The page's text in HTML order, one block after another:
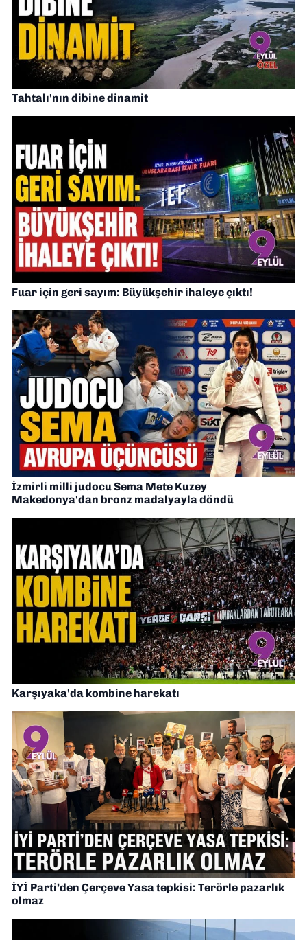
Tahtalı'nın dibine dinamit
Fuar için geri sayım: Büyükşehir ihaleye çıktı!
İzmirli milli judocu Sema Mete Kuzey
Makedonya'dan bronz madalyayla döndü
Karşıyaka'da kombine harekatı
İYİ Parti’den Çerçeve Yasa tepkisi: Terörle pazarlık
olmaz